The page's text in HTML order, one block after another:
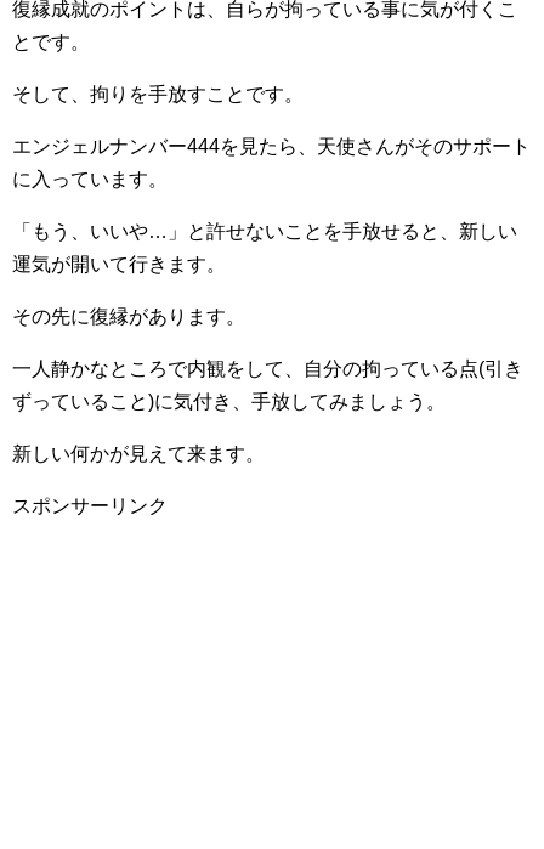
復縁成就のポイントは、自らが拘っている事に気が付くこ
とです。
そして、拘りを手放すことです。
エンジェルナンバー444を見たら、天使さんがそのサポート
に入っています。
「もう、いいや…」と許せないことを手放せると、新しい
運気が開いて行きます。
その先に復縁があります。
一人静かなところで内観をして、自分の拘っている点(引き
ずっていること)に気付き、手放してみましょう。
新しい何かが見えて来ます。
スポンサーリンク